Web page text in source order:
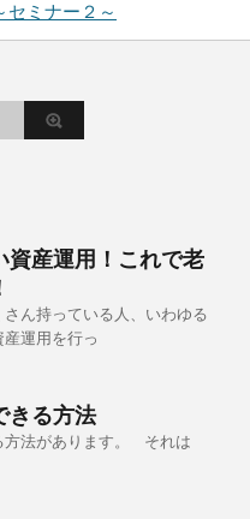
セミナー２～
資産運用！これで老
ん持っている人、いわゆる
運用を行っ
きる方法
方法があります。 それは